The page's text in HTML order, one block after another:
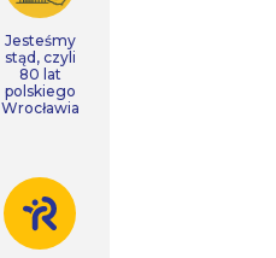
Jesteśmy
stąd, czyli
80 lat
polskiego
Wrocławia